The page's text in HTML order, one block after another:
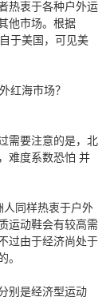
热衷于各种户外运
他市场。根据
于美国，可见美
需要注意的是，北
难度系数恐怕 并
人同样热衷于户外
运动鞋会有较高需
过由于经济尚处于
。
别是经济型运动